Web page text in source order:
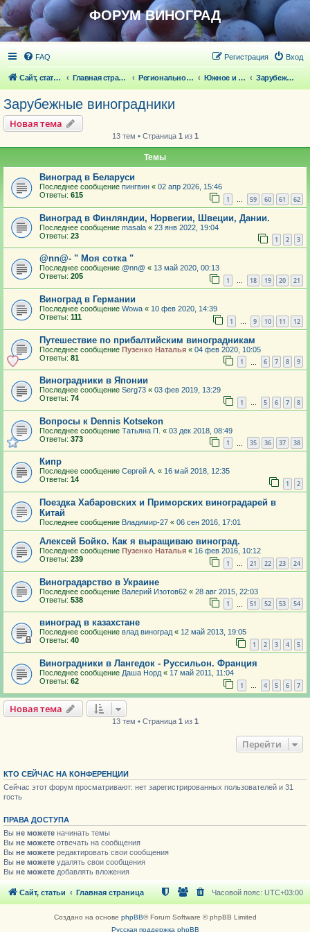
ФОРУМ ВИНОГРАД
FAQ Вход
Регистрация
Сайт, статьи Главная страница Региональное виноградарство Южное и зарубежное виноградарство Зарубежные виноградники
Зарубежные виноградники
Новая тема
13 тем • Страница 1 из 1
Темы
Виноград в Беларуси
Последнее сообщение пингвин « 02 апр 2026, 15:46
Ответы: 615 1 … 59 60 61 62
Виноград в Финляндии, Норвегии, Швеции, Дании.
Последнее сообщение masala « 23 янв 2022, 19:04
Ответы: 23 1 2 3
@nn@- " Моя сотка "
Последнее сообщение @nn@ « 13 май 2020, 00:13
Ответы: 205 1 … 18 19 20 21
Виноград в Германии
Последнее сообщение Wowa « 10 фев 2020, 14:39
Ответы: 111 1 … 9 10 11 12
Путешествие по прибалтийским виноградникам
Последнее сообщение Пузенко Наталья « 04 фев 2020, 10:05
Ответы: 81 1 6 7 8 9
Виноградники в Японии
Последнее сообщение Serg73 « 03 фев 2019, 13:29
Ответы: 74 1 … 5 6 7 8
Вопросы к Dennis Kotsekon
Последнее сообщение Татьяна П. « 03 дек 2018, 08:49
Ответы: 373 1 35 36 37 38
Кипр
Последнее сообщение Сергей А. « 16 май 2018, 12:35
Ответы: 14 1 2
Поездка Хабаровских и Приморских виноградарей в
Китай
Последнее сообщение Владимир-27 « 06 сен 2016, 17:01
Алексей Бойко. Как я выращиваю виноград.
Последнее сообщение Пузенко Наталья « 16 фев 2016, 10:12
Ответы: 239 1 … 21 22 23 24
Виноградарство в Украине
Последнее сообщение Валерий Изотов62 « 28 авг 2015, 22:03
Ответы: 538 1 51 52 53 54
виноград в казахстане
Последнее сообщение влад виноград« 12 май 2013, 19:05
Ответы: 40 1 2 3 4 5
Виноградники в Лангедок - Руссильон. Франция
Последнее сообщение Даша Норд « 17 май 2011, 11:04
Ответы: 62 1 … 4 5 6 7
Новая тема
13 тем • Страница 1 из 1
Перейти
КТО СЕЙЧАС НА КОНФЕРЕНЦИИ
Сейчас этот форум просматривают: нет зарегистрированных пользователей и 31
гость
ПРАВА ДОСТУПА
Вы не можете начинать темы
Вы не можете отвечать на сообщения
Вы не можете редактировать свои сообщения
Вы не можете удалять свои сообщения
Вы не можете добавлять вложения
Сайт, статьи Главная страница Часовой пояс: UTC+03:00
Создано на основе phpBB® Forum Software © phpBB Limited
Русская поддержка phpBB